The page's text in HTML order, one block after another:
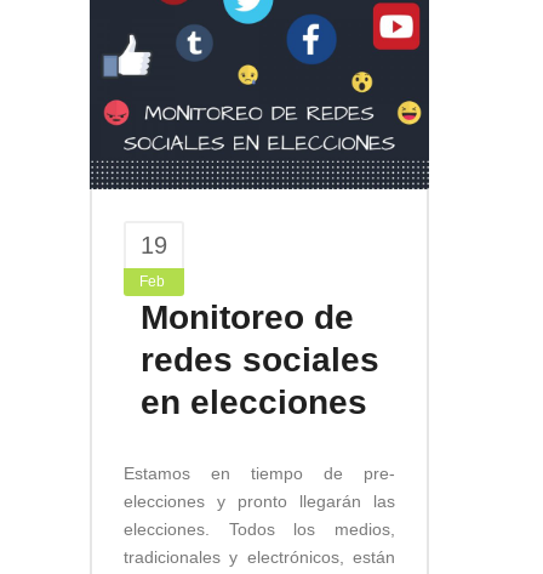
19
Feb
Monitoreo de
redes sociales
en elecciones
Estamos en tiempo de pre-
elecciones y pronto llegarán las
elecciones. Todos los medios,
tradicionales y electrónicos, están